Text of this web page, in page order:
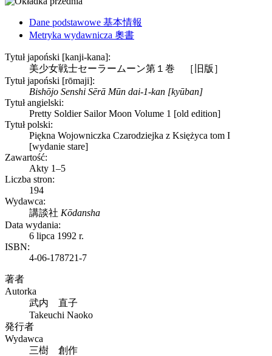
Dane podstawowe 基本情報
Metryka wydawnicza 奧書
Tytuł japoński [kanji-kana]:
美少女戦士セーラームーン第１巻 ［旧版］
Tytuł japoński [rōmaji]:
Bishōjo Senshi Sērā Mūn dai-1-kan [kyūban]
Tytuł angielski:
Pretty Soldier Sailor Moon Volume 1 [old edition]
Tytuł polski:
Piękna Wojowniczka Czarodziejka z Księżyca tom I
[wydanie stare]
Zawartość:
Akty 1–5
Liczba stron:
194
Wydawca:
講談社 Kōdansha
Data wydania:
6 lipca 1992 r.
ISBN:
4-06-178721-7
著者
Autorka
武内 直子
Takeuchi Naoko
発行者
Wydawca
三樹 創作